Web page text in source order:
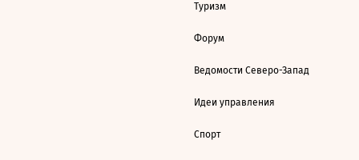
Туризм
Форум
Ведомости Северо-Запад
Идеи управления
Спорт